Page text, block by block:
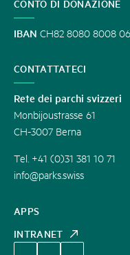
APPS
INTRANET
CONTO DI DONAZIONE
IBAN CH82 8080 8008
CONTATTATECI
Rete dei parchi svizzeri
Monbijoustrasse 61
CH-3007 Berna
Tel. +41 (0)31 381 10 71
info@parks.swiss